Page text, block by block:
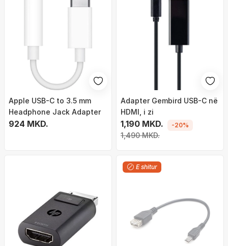
Apple USB-C to 3.5 mm
Headphone Jack Adapter
924 MKD.
Adapter Gembird USB-C në
HDMI, i zi
1,190 MKD.
1,490 MKD.
-20%
E shitur